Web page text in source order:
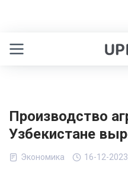
Производство
Узбекистане
Экономика 16-12-